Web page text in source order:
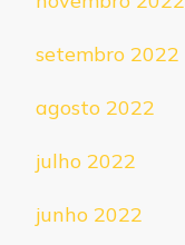
setembro 2022
agosto 2022
julho 2022
junho 2022